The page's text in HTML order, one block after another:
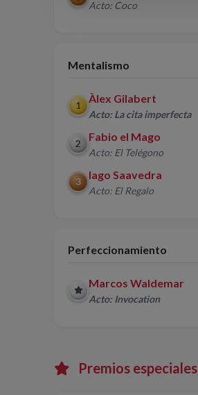
Acto: Coco
Mentalismo
1
Àlex Gilabert
Acto: La cita imperfecta
2
Fabio el Mago
Acto: El Telégono
3
Iago Saavedra
Acto: El Regalo
Perfeccionamiento
Marcos Waldemar
Acto: Invocation
Premios especiales